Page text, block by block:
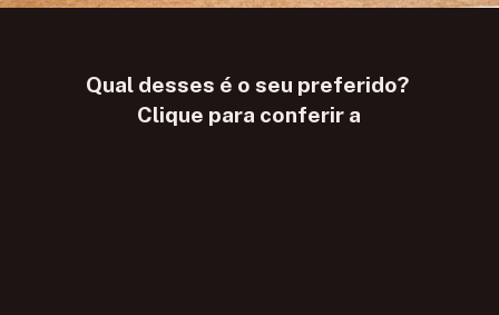
Qual desses é o seu preferido?
Clique para conferir a